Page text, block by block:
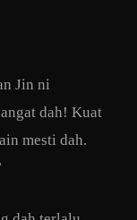
Jin ni
dah! Kuat
mesti dah.